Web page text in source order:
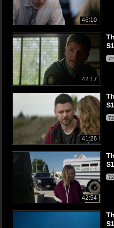
46:10
42:17
41:26
42:54